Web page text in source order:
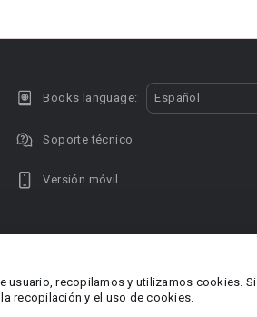
usuario, recopilamos y utilizamos cookies. Si
recopilación y el uso de cookies.
Books language: Español
Soporte técnico
Versión móvil